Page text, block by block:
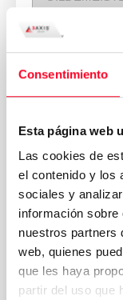
Consentimiento
Esta página web
Las cookies de
el contenido y los
sociales y
información sobre
nuestros partners
web, quienes
que les haya
partir del uso que